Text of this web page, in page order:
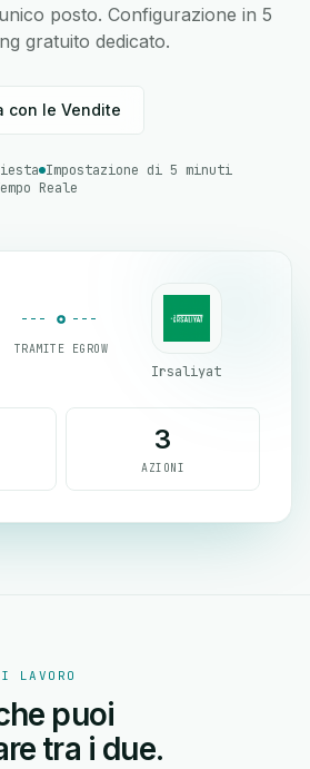
posto. Configurazione in 5
gratuito dedicato.
con le Vendite
Impostazione di 5 minuti
Reale
TRAMITE EGROW
Irsaliyat
3
AZIONI
LAVORO
puoi
tra i due.